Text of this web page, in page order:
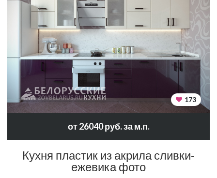
173
от 26040 руб. за м.п.
Кухня пластик из акрила сливки-
ежевика фото